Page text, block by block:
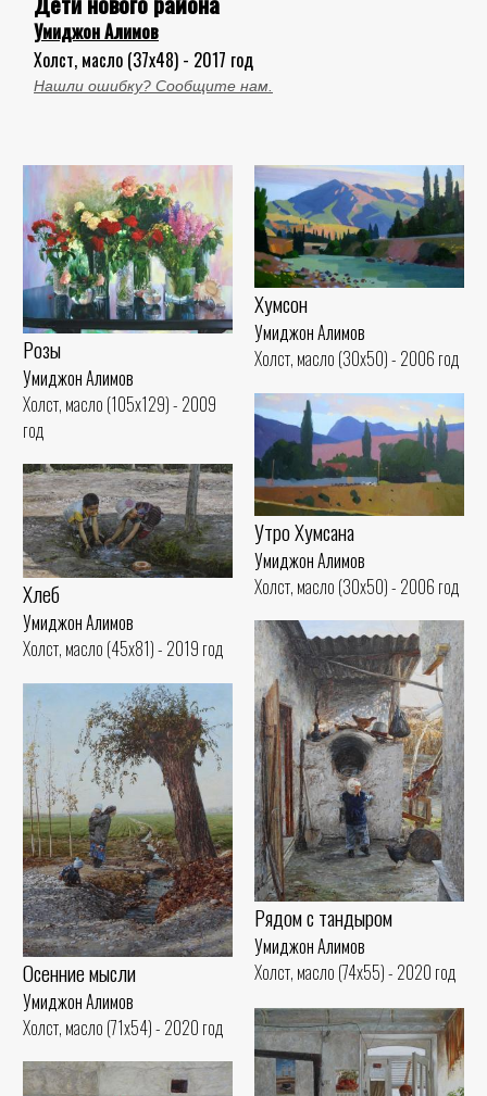
Умиджон Алимов
Холст, масло (37x48) - 2017 год
Нашли ошибку? Сообщите нам.
Розы
Умиджон Алимов
Холст, масло (105x129) - 2009
год
Хумсон
Умиджон Алимов
Холст, масло (30x50) - 2006 год
Утро Хумсана
Умиджон Алимов
Холст, масло (30x50) - 2006 год
Хлеб
Умиджон Алимов
Холст, масло (45x81) - 2019 год
Рядом с тандыром
Умиджон Алимов
Холст, масло (74x55) - 2020 год
Осенние мысли
Умиджон Алимов
Холст, масло (71x54) - 2020 год